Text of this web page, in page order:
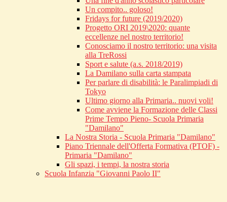
Un compito.. goloso!
Fridays for future (2019/2020)
Progetto ORI 2019\2020: quante
eccellenze nel nostro territorio!
Conosciamo il nostro territorio: una visita
alla TreRossi
Sport e salute (a.s. 2018/2019)
La Damilano sulla carta stampata
Per parlare di disabilità: le Paralimpiadi di
Tokyo
Ultimo giorno alla Primaria.. nuovi voli!
Come avviene la Formazione delle Classi
Prime Tempo Pieno- Scuola Primaria
"Damilano"
La Nostra Storia - Scuola Primaria "Damilano"
Piano Triennale dell'Offerta Formativa (PTOF) -
Primaria "Damilano"
Gli spazi, i tempi, la nostra storia
Scuola Infanzia "Giovanni Paolo II"